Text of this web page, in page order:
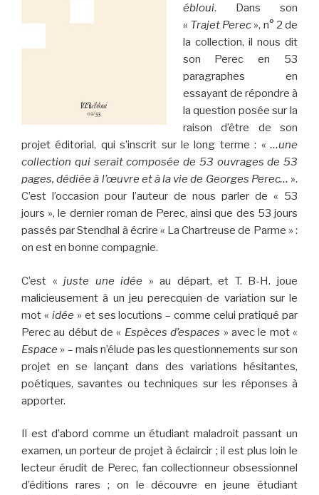
ébloui. Dans son
« Trajet Perec », n° 2 de
la collection, il nous dit
son Perec en 53
paragraphes en
essayant de répondre à
la question posée sur la
raison d’être de son
projet éditorial, qui s’inscrit sur le long terme : «…une
collection qui serait composée de 53 ouvrages de 53
pages, dédiée à l’œuvre et à la vie de Georges Perec… ».
C’est l’occasion pour l’auteur de nous parler de « 53
jours », le dernier roman de Perec, ainsi que des 53 jours
passés par Stendhal à écrire « La Chartreuse de Parme » :
on est en bonne compagnie.
C’est «juste une idée » au départ, et T. B-H. joue
malicieusement à un jeu perecquien de variation sur le
mot « idée » et ses locutions – comme celui pratiqué par
Perec au début de « Espèces d’espaces » avec le mot «
Espace » – mais n’élude pas les questionnements sur son
projet en se lançant dans des variations hésitantes,
poétiques, savantes ou techniques sur les réponses à
apporter.
Il est d’abord comme un étudiant maladroit passant un
examen, un porteur de projet à éclaircir ; il est plus loin le
lecteur érudit de Perec, fan collectionneur obsessionnel
d’éditions rares ; on le découvre en jeune étudiant